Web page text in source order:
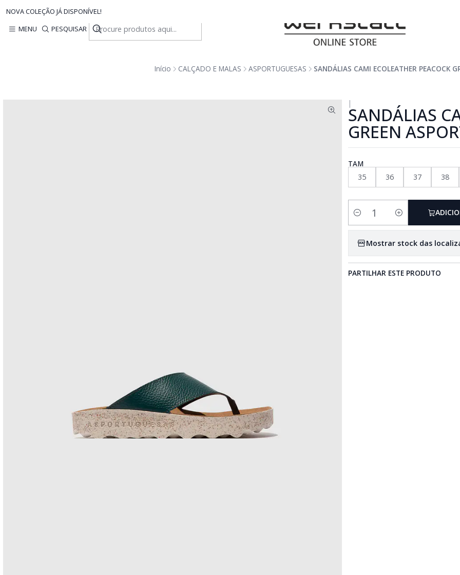
MENU PESQUISAR
NOVA COLEÇÃO JÁ DISPONÍVEL!
Início CALÇADO E MALAS ASPORTUGUESAS SANDÁLIAS CAMI ECOLEATHER PEACOCK
|
SANDÁLIAS
GREEN
TAM
35
36 37 38
Quantidade
Mostrar stock das
PARTILHAR ESTE PRODUTO